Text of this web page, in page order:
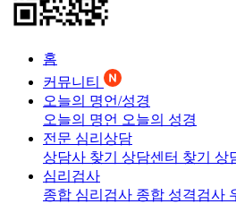
홈
커뮤니티
오늘의 명언/성경
오늘의 명언 오늘의 성경
전문 심리상담
상담사 찾기 상담센터 찾기 상
심리검사
종합 심리검사 종합 성격검사